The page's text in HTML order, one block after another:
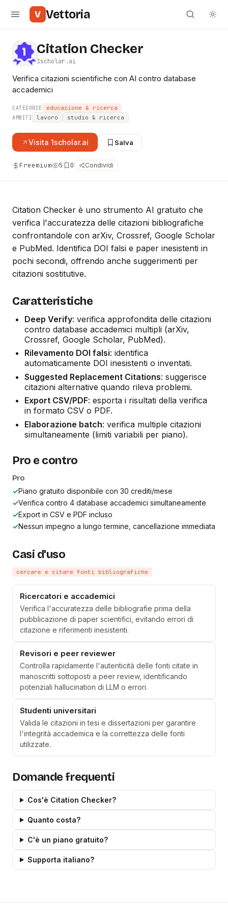
V Vettoria
Citation Checker
1scholar.ai
Verifica citazioni scientifiche con AI contro database
accademici
CATEGORIE educazione & ricerca
AMBITI lavoro studio & ricerca
Visita 1scholar.ai Salva
Freemium 5 0 Condividi
Citation Checker è uno strumento AI gratuito che
verifica l'accuratezza delle citazioni bibliografiche
confrontandole con arXiv, Crossref, Google Scholar
e PubMed. Identifica DOI falsi e paper inesistenti in
pochi secondi, offrendo anche suggerimenti per
citazioni sostitutive.
Caratteristiche
Deep Verify: verifica approfondita delle citazioni
contro database accademici multipli (arXiv,
Crossref, Google Scholar, PubMed).
Rilevamento DOI falsi: identifica
automaticamente DOI inesistenti o inventati.
Suggested Replacement Citations: suggerisce
citazioni alternative quando rileva problemi.
Export CSV/PDF: esporta i risultati della verifica
in formato CSV o PDF.
Elaborazione batch: verifica multiple citazioni
simultaneamente (limiti variabili per piano).
Pro e contro
Pro
✓Piano gratuito disponibile con 30 crediti/mese
✓Verifica contro 4 database accademici simultaneamente
✓Export in CSV e PDF incluso
✓Nessun impegno a lungo termine, cancellazione immediata
Casi d'uso
cercare e citare fonti bibliografiche
Ricercatori e accademici
Verifica l'accuratezza delle bibliografie prima della
pubblicazione di paper scientifici, evitando errori di
citazione e riferimenti inesistenti.
Revisori e peer reviewer
Controlla rapidamente l'autenticità delle fonti citate in
manoscritti sottoposti a peer review, identificando
potenziali hallucination di LLM o errori.
Studenti universitari
Valida le citazioni in tesi e dissertazioni per garantire
l'integrità accademica e la correttezza delle fonti
utilizzate.
Domande frequenti
Cos'è Citation Checker?
Quanto costa?
C'è un piano gratuito?
Supporta italiano?